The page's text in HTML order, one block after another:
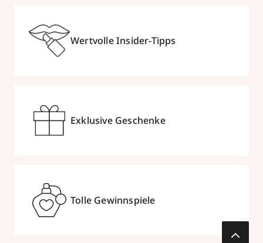
Wertvolle Insider-Tipps
Exklusive Geschenke
Tolle Gewinnspiele